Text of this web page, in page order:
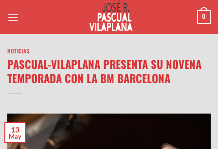
0
NOTICIAS
PASCUAL-VILAPLANA PRESENTA SU NOVENA
TEMPORADA CON LA BM BARCELONA
13
May